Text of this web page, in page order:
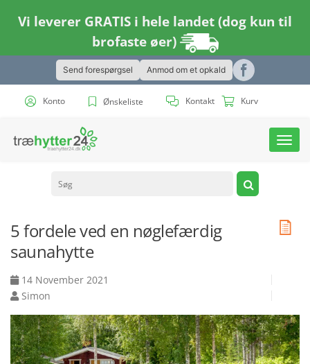
Vi leverer GRATIS i hele landet (dog kun til
brofaste øer)
Send forespørgsel Anmod om et opkald
Konto Ønskeliste Kontakt Kurv
5 fordele ved en nøglefærdig
saunahytte
14 November 2021
Simon